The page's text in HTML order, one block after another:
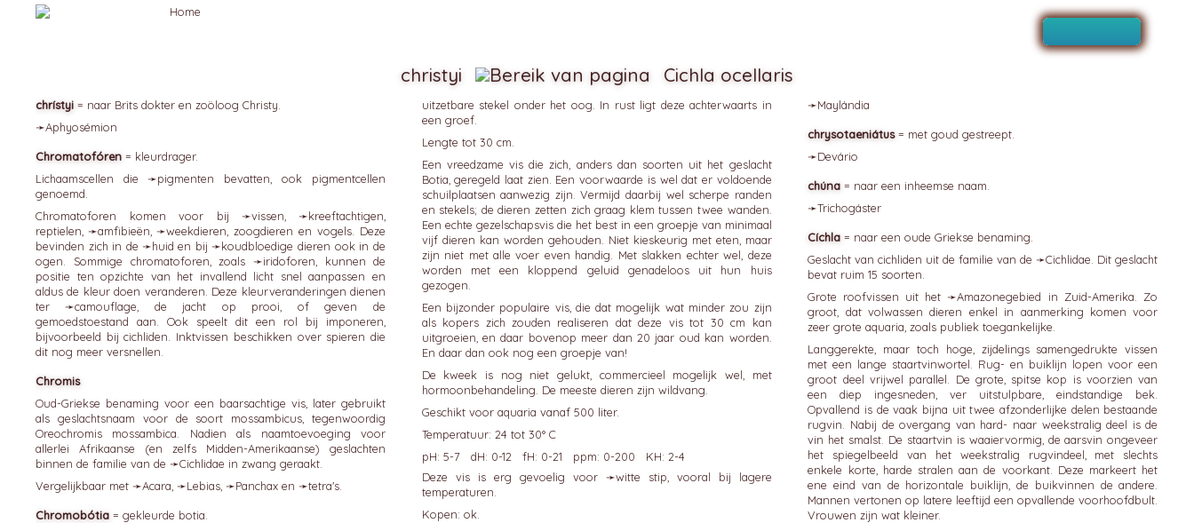
christyi Cichla ocellaris
chrístyi = naar Brits dokter en zoöloog Christy.
➛Aphyosémion
Chromatofóren = kleurdrager.
Lichaamscellen die ➛pigmenten bevatten, ook pigmentcellen
genoemd.
Chromatoforen komen voor bij ➛vissen , ➛kreeftachtigen
reptielen, ➛amfibieën , ➛weekdieren , zoogdieren en vogels. Deze
bevinden zich in de ➛huid en bij ➛koudbloedige dieren ook in de
ogen. Sommige chromatoforen, zoals ➛iridoforen , kunnen de
positie ten opzichte van het invallend licht snel aanpassen en
aldus de kleur doen veranderen. Deze kleurveranderingen dienen
ter ➛camouflage , de jacht op prooi, of geven de
gemoedstoestand aan. Ook speelt dit een rol bij imponeren,
bijvoorbeeld bij cichliden. Inktvissen beschikken over spieren die
dit nog meer versnellen.
Chromis
Oud-Griekse benaming voor een baarsachtige vis, later gebruikt
als geslachtsnaam voor de soort mossambicus, tegenwoordig
Oreochromis mossambica. Nadien als naamtoevoeging voor
allerlei Afrikaanse (en zelfs Midden-Amerikaanse) geslachten
binnen de familie van de ➛Cichlidae in zwang geraakt.
Vergelijkbaar met ➛Acara , ➛Lebias , ➛Panchax en ➛tetra's
Chromobótia = gekleurde botia.
uitzetbare stekel onder het oog. In rust ligt deze achterwaarts in
een groef.
Lengte tot 30 cm.
Een vreedzame vis die zich, anders dan soorten uit het geslacht
Botia, geregeld laat zien. Een voorwaarde is wel dat er voldoende
schuilplaatsen aanwezig zijn. Vermijd daarbij wel scherpe randen
en stekels; de dieren zetten zich graag klem tussen twee wanden.
Een echte gezelschapsvis die het best in een groepje van minimaal
vijf dieren kan worden gehouden. Niet kieskeurig met eten, maar
zijn niet met alle voer even handig. Met slakken echter wel, deze
worden met een kloppend geluid genadeloos uit hun huis
gezogen.
Een bijzonder populaire vis, die dat mogelijk wat minder zou zijn
als kopers zich zouden realiseren dat deze vis tot 30 cm kan
uitgroeien, en daar bovenop meer dan 20 jaar oud kan worden.
En daar dan ook nog een groepje van!
De kweek is nog niet gelukt, commercieel mogelijk wel, met
hormoonbehandeling. De meeste dieren zijn wildvang.
Geschikt voor aquaria vanaf 500 liter.
Temperatuur: 24 tot 30° C
pH: 5-7 dH: 0-12 fH: 0-21 ppm: 0-200 KH: 2-4
Deze vis is erg gevoelig voor ➛witte stip , vooral bij lagere
temperaturen.
Kopen: ok.
➛Maylándia
chrysotaeniátus = met goud gestreept.
➛Devário
chúna = naar een inheemse naam.
➛Trichogáster
Cíchla = naar een oude Griekse benaming.
Geslacht van cichliden uit de familie van de ➛Cichlidae . Dit geslacht
bevat ruim 15 soorten.
Grote roofvissen uit het ➛Amazonegebied in Zuid-Amerika. Zo
groot, dat volwassen dieren enkel in aanmerking komen voor
zeer grote aquaria, zoals publiek toegankelijke.
Langgerekte, maar toch hoge, zijdelings samengedrukte vissen
met een lange staartvinwortel. Rug- en buiklijn lopen voor een
groot deel vrijwel parallel. De grote, spitse kop is voorzien van
een diep ingesneden, ver uitstulpbare, eindstandige bek.
Opvallend is de vaak bijna uit twee afzonderlijke delen bestaande
rugvin. Nabij de overgang van hard- naar weekstralig deel is de
vin het smalst. De staartvin is waaiervormig, de aarsvin ongeveer
het spiegelbeeld van het weekstralig rugvindeel, met slechts
enkele korte, harde stralen aan de voorkant. Deze markeert het
ene eind van de horizontale buiklijn, de buikvinnen de andere.
Mannen vertonen op latere leeftijd een opvallende voorhoofdbult.
Vrouwen zijn wat kleiner.